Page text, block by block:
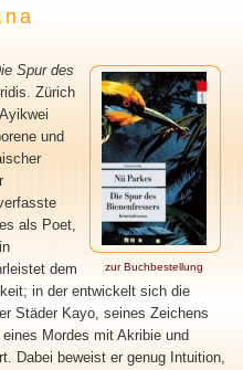
zur Buchbestellung
Spur des
Zürich
und
als Poet,
dem
in der entwickelt sich die
Städer Kayo, seines Zeichens
Mordes mit Akribie und
Dabei beweist er genug Intuition,